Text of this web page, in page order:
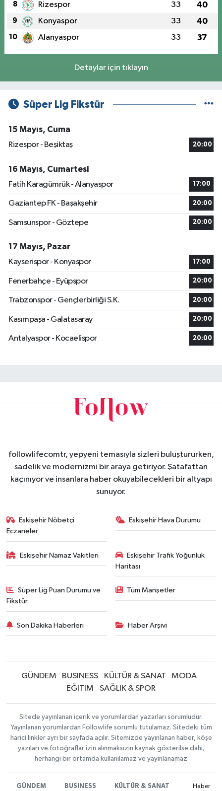
8 Rizespor 33 40
9 Konyaspor 33 40
10 Alanyaspor 33 37
Detaylar için tıklayın
Süper Lig Fikstür
15 Mayıs, Cuma
Rizespor - Beşiktaş
20:00
16 Mayıs, Cumartesi
Fatih Karagümrük - Alanyaspor
17:00
Gaziantep FK - Başakşehir 20:00
Samsunspor - Göztepe 20:00
17 Mayıs, Pazar
Kayserispor - Konyaspor
17:00
Fenerbahçe - Eyüpspor 20:00
Trabzonspor - Gençlerbirliği S.K. 20:00
Kasımpaşa - Galatasaray 20:00
Antalyaspor - Kocaelispor 20:00
followlifecomtr, yepyeni temasıyla sizleri buluştururken,
sadelik ve modernizmi bir araya getiriyor. Şatafattan
kaçınıyor ve insanlara haber okuyabilecekleri bir altyapı
sunuyor.
Eskişehir Nöbetçi
Eczaneler
Eskişehir Hava Durumu
Eskişehir Namaz Vakitleri
Eskişehir Trafik Yoğunluk
Haritası
Süper Lig Puan Durumu ve
Fikstür
Tüm Manşetler
Son Dakika Haberleri Haber Arşivi
GÜNDEM BUSINESS KÜLTÜR & SANAT
MODA
EĞİTİM
SAĞLIK & SPOR
Sitede yayınlanan içerik ve yorumlardan yazarları sorumludur.
Yayınlanan yorumlardan Followlife sorumlu tutulamaz. Sitedeki tüm
harici linkler ayrı bir sayfada açılır. Sitemizde yayınlanan haber, köşe
yazıları ve fotoğraflar izin alınmaksızın kaynak gösterilse dahi,
herhangi bir ortamda kullanılamaz ve yayınlanamaz
GÜNDEM BUSINESS KÜLTÜR & SANAT Haber